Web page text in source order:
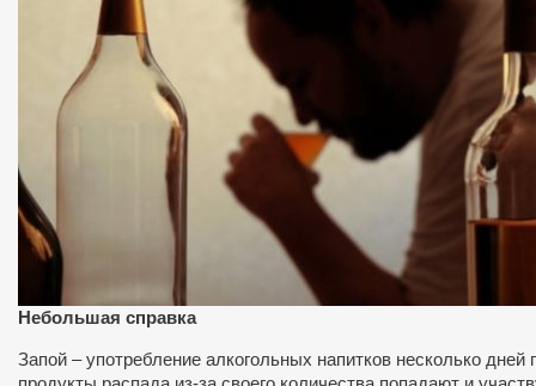
Небольшая справка
Запой – употребление алкогольных напитков несколько